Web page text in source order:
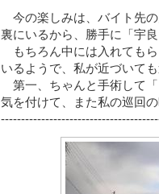
今の楽しみは、バイト先
裏にいるから、勝手に「宇
もちろん中には入れても
いるようで、私が近づいて
第一、ちゃんと手術して
気を付けて、また私の巡回